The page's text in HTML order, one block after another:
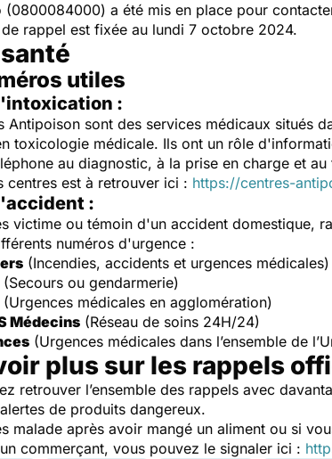
(0800084000) a été mis en place pour
rappel est fixée au lundi 7 octobre 2024.
utiles
:
Antipoison sont des services médicaux situés
toxicologie médicale. Ils ont un rôle
au diagnostic, à la prise en charge et
centres est à retrouver ici : https://centres-
:
victime ou témoin d'un accident domestique,
numéros d'urgence :
(Incendies, accidents et urgences médicales)
(Secours ou gendarmerie)
(Urgences médicales en agglomération)
Médecins (Réseau de soins 24H/24)
(Urgences médicales dans l’ensemble de
plus sur les rappels
retrouver l’ensemble des rappels avec
de produits dangereux.
malade après avoir mangé un aliment ou si
commerçant, vous pouvez le signaler ici :